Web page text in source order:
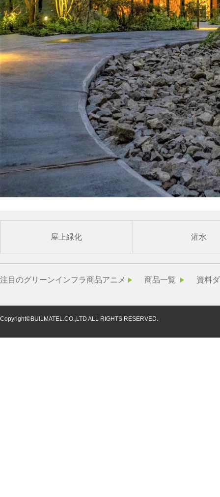
屋上緑化 灌水
注目のグリーンインフラ商品アニメ 商品一覧 資料
Copyright©BUILMATEL.CO.,LTD ALL RIGHTS RESERVED.